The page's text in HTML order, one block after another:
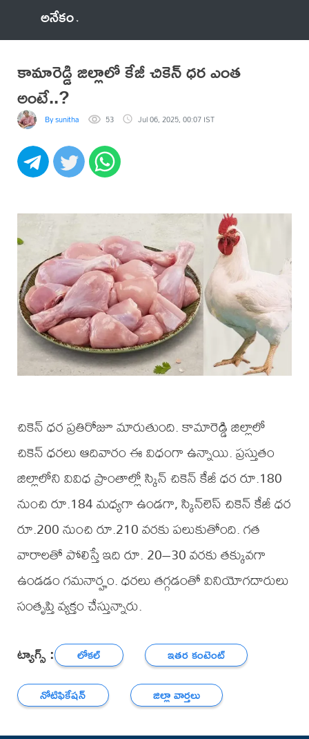
అనేకం
కామారెడ్డి జిల్లాలో కేజీ చికెన్ ధర ఎంత
అంటే..?
By sunitha 53 Jul 06, 2025, 00:07 IST
చికెన్ ధర ప్రతిరోజూ మారుతుంది. కామారెడ్డి జిల్లాలో
చికెన్ ధరలు ఆదివారం ఈ విధంగా ఉన్నాయి. ప్రస్తుతం
జిల్లాలోని వివిధ ప్రాంతాల్లో స్కిన్ చికెన్ కేజీ ధర రూ.180
నుంచి రూ.184 మధ్యగా ఉండగా, స్కిన్‌లెస్ చికెన్ కేజీ ధర
రూ.200 నుంచి రూ.210 వరకు పలుకుతోంది. గత
వారాలతో పోలిస్తే ఇది రూ. 20–30 వరకు తక్కువగా
ఉండడం గమనార్హం. ధరలు తగ్గడంతో వినియోగదారులు
సంతృప్తి వ్యక్తం చేస్తున్నారు.
ట్యాగ్స్ : లోకల్
ఇతర కంటెంట్
నోటిఫికేషన్
జిల్లా వార్తలు